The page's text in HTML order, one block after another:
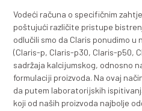
sadržajem rastvorljivog
višestruko i detaljno
EU na sadržaj elemenata
ljudi i na kvalitet vina i
ispitivanja su izuzetno
zahtjeve Međunarodnog
EU kojima se reguliše